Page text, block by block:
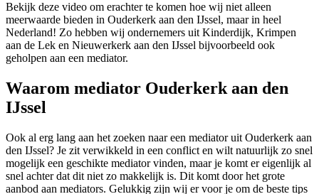
Bekijk deze video om erachter te komen hoe wij niet alleen
meerwaarde bieden in Ouderkerk aan den IJssel, maar in heel
Nederland! Zo hebben wij ondernemers uit Kinderdijk, Krimpen
aan de Lek en Nieuwerkerk aan den IJssel bijvoorbeeld ook
geholpen aan een mediator.
Waarom mediator Ouderkerk aan den
IJssel
Ook al erg lang aan het zoeken naar een mediator uit Ouderkerk aan
den IJssel? Je zit verwikkeld in een conflict en wilt natuurlijk zo snel
mogelijk een geschikte mediator vinden, maar je komt er eigenlijk al
snel achter dat dit niet zo makkelijk is. Dit komt door het grote
aanbod aan mediators. Gelukkig zijn wij er voor je om de beste tips